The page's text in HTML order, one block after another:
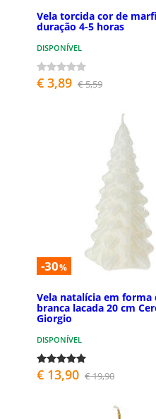
Vela torcida cor de
duração 4-5 horas
DISPONÍVEL
€ 3,89 € 5,59
-30%
Vela natalícia em forma
branca lacada 20 cm
Giorgio
DISPONÍVEL
€ 13,90 € 19,90